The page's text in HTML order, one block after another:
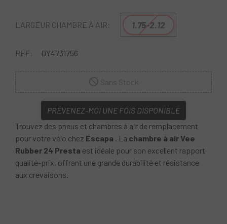
LARGEUR CHAMBRE À AIR: 1.75-2.12
RÉF: DY4731756
PRÉVENEZ-MOI UNE FOIS DISPONIBLE
Trouvez des pneus et chambres à air de remplacement
pour votre vélo chez Escapa . La chambre à air Vee
Rubber 24 Presta est idéale pour son excellent rapport
qualité-prix, offrant une grande durabilité et résistance
aux crevaisons.